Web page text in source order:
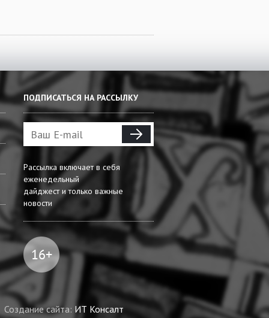
ПОДПИСАТЬСЯ НА РАССЫЛКУ
Рассылка включает в себя
еженедельный
дайджест и только важные
новости
Создание сайта: ИТ Консалт